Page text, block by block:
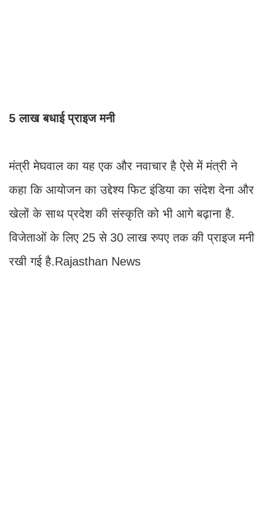
5 लाख बधाई प्राइज मनी
मंत्री मेघवाल का यह एक और नवाचार है ऐसे में मंत्री ने
कहा कि आयोजन का उद्देश्य फिट इंडिया का संदेश देना और
खेलों के साथ प्रदेश की संस्कृति को भी आगे बढ़ाना है.
विजेताओं के लिए 25 से 30 लाख रुपए तक की प्राइज मनी
रखी गई है.Rajasthan News